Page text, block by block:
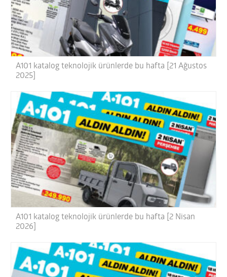
A101 katalog teknolojik ürünlerde bu hafta [21 Ağustos
2025]
A101 katalog teknolojik ürünlerde bu hafta [2 Nisan
2026]